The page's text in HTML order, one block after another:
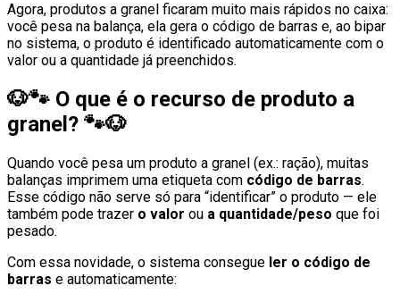
Agora, produtos a granel ficaram muito mais rápidos no caixa:
você pesa na balança, ela gera o código de barras e, ao bipar
no sistema, o produto é identificado automaticamente com o
valor ou a quantidade já preenchidos.
🐶🐾 O que é o recurso de produto a
granel? 🐾🐶
Quando você pesa um produto a granel (ex.: ração), muitas
balanças imprimem uma etiqueta com código de barras.
Esse código não serve só para “identificar” o produto — ele
também pode trazer o valor ou a quantidade/peso que foi
pesado.
Com essa novidade, o sistema consegue ler o código de
barras e automaticamente: